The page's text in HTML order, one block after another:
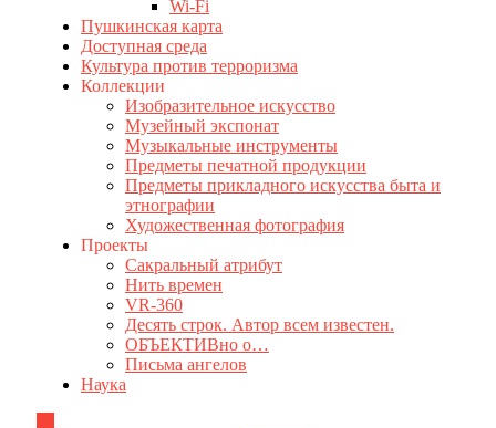
Wi-Fi
Пушкинская карта
Доступная среда
Культура против терроризма
Коллекции
Изобразительное искусство
Музейный экспонат
Музыкальные инструменты
Предметы печатной продукции
Предметы прикладного искусства быта и
этнографии
Художественная фотография
Проекты
Сакральный атрибут
Нить времен
VR-360
Десять строк. Автор всем известен.
ОБЪЕКТИВно о…
Письма ангелов
Наука